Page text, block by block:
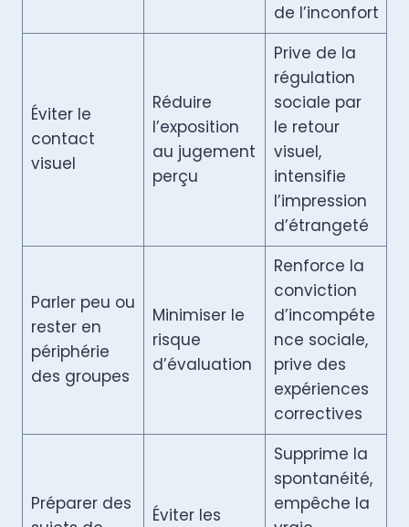
de l’inconfort
Éviter le
contact
visuel
Réduire
l’exposition
au jugement
perçu
Prive de la
régulation
sociale par
le retour
visuel,
intensifie
l’impression
d’étrangeté
Parler peu ou
rester en
périphérie
des groupes
Minimiser le
risque
d’évaluation
Renforce la
conviction
d’incompéte
nce sociale,
prive des
expériences
correctives
Préparer des
Éviter les
Supprime la
spontanéité,
empêche la